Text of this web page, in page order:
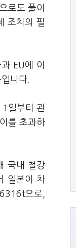
로도 풀이
조치의 필
EU에 이
니다.
일부터 관
를 초과하
국내 철강
일본이 차
으로,